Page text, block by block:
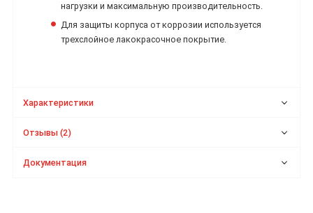
нагрузки и максимальную производительность.
Для защиты корпуса от коррозии используется
трехслойное лакокрасочное покрытие.
Характеристики
Отзывы (2)
Документация